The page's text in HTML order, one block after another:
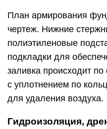
План армирования
чертеж. Нижние
полиэтиленовые
подкладки для
заливка происходит по
с уплотнением по
для удаления воздуха.
Гидроизоляция,